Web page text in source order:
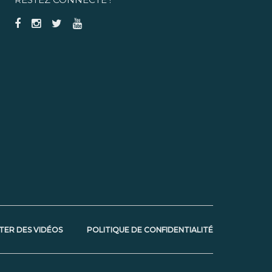
DES VIDÉOS POLITIQUE DE CONFIDENTIALITÉ